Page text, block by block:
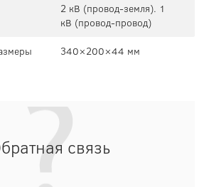
2 кВ (провод-земля). 1
кВ (провод-провод)
340×200×44 мм
связь